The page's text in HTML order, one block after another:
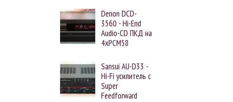
Denon DCD-
3560 - Hi-End
Audio-CD ПКД на
4xPCM58
Sansui AU-D33 -
Hi-Fi усилитель с
Super
Feedforward